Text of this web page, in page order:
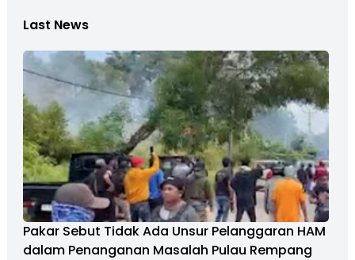
Last News
Pakar Sebut Tidak Ada Unsur Pelanggaran HAM
dalam Penanganan Masalah Pulau Rempang